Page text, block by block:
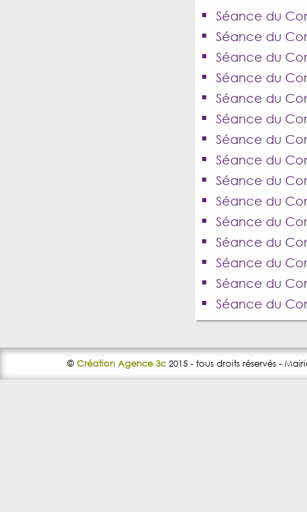
Séance du
Séance du
Séance du
Séance du
Séance du
Séance du
Séance du
Séance du
Séance du
Séance du
Séance du
Séance du
Séance du
Séance du
Séance du
© Création Agence 3c2015 - tous droits réservés -